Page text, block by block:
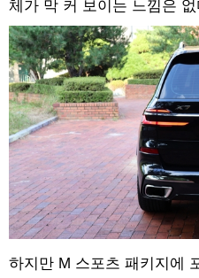
체가 막 커 보이는 느낌은 없
하지만 M 스포츠 패키지에